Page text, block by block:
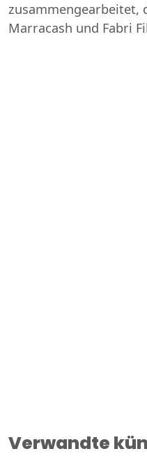
zusammengearbeitet,
Marracash und Fabri
Verwandte